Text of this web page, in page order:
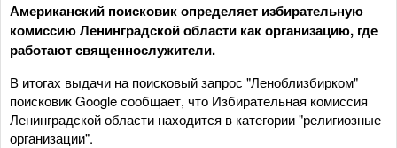
Американский поисковик определяет избирательную
комиссию Ленинградской области как организацию, где
работают священнослужители.
В итогах выдачи на поисковый запрос "Леноблизбирком"
поисковик Google сообщает, что Избирательная комиссия
Ленинградской области находится в категории "религиозные
организации".